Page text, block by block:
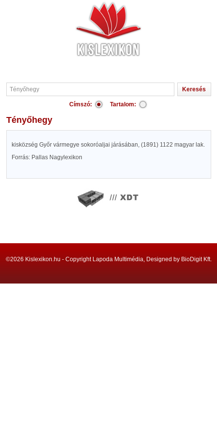
Címszó: Tartalom:
Tényőhegy
kisközség Győr vármegye sokoróaljai járásában, (1891) 1122 magyar lak.
Forrás: Pallas Nagylexikon
©2026 Kislexikon.hu - Copyright Lapoda Multimédia, Designed by BioDigit Kft.